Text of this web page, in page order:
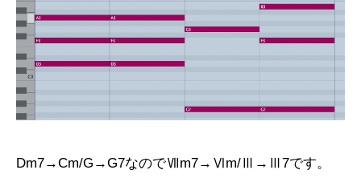
Dm7→Cm/G→G7なのでⅦm7→Ⅵm/Ⅲ→Ⅲ7です。